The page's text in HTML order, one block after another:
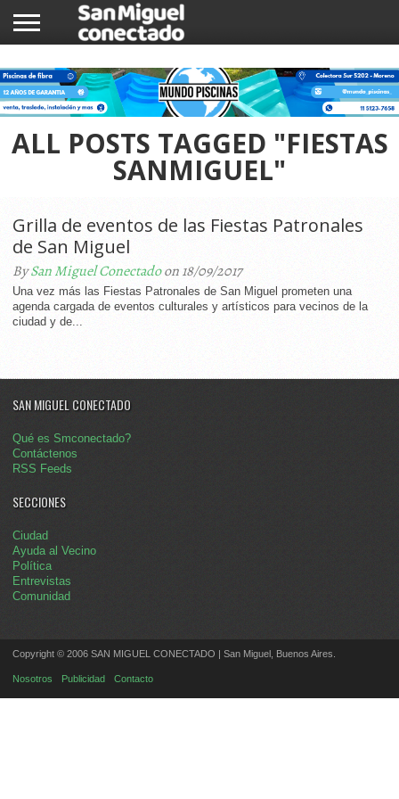
NOTICIAS
COMUNIDAD
COMERCIOS
ALL POSTS TAGGED "FIESTAS
SANMIGUEL"
Grilla de eventos de las Fiestas Patronales
de San Miguel
BySan Miguel Conectadoon 18/09/2017
Una vez más las Fiestas Patronales de San Miguel prometen una
agenda cargada de eventos culturales y artísticos para vecinos de la
ciudad y de...
SAN MIGUEL CONECTADO
Qué es Smconectado?
Contáctenos
RSS Feeds
SECCIONES
Ciudad
Ayuda al Vecino
Política
Entrevistas
Comunidad
Copyright © 2006 SAN MIGUEL CONECTADO | San Miguel, Buenos Aires.
Nosotros Publicidad Contacto